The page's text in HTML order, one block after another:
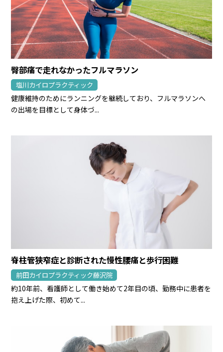
臀部痛で走れなかったフルマラソン
塩川カイロプラクティック
健康維持のためにランニングを継続しており、フルマラソンへ
の出場を目標として身体づ...
脊柱管狭窄症と診断された慢性腰痛と歩行困難
前田カイロプラクティック藤沢院
約10年前、看護師として働き始めて2年目の頃、勤務中に患者を
抱え上げた際、初めて...